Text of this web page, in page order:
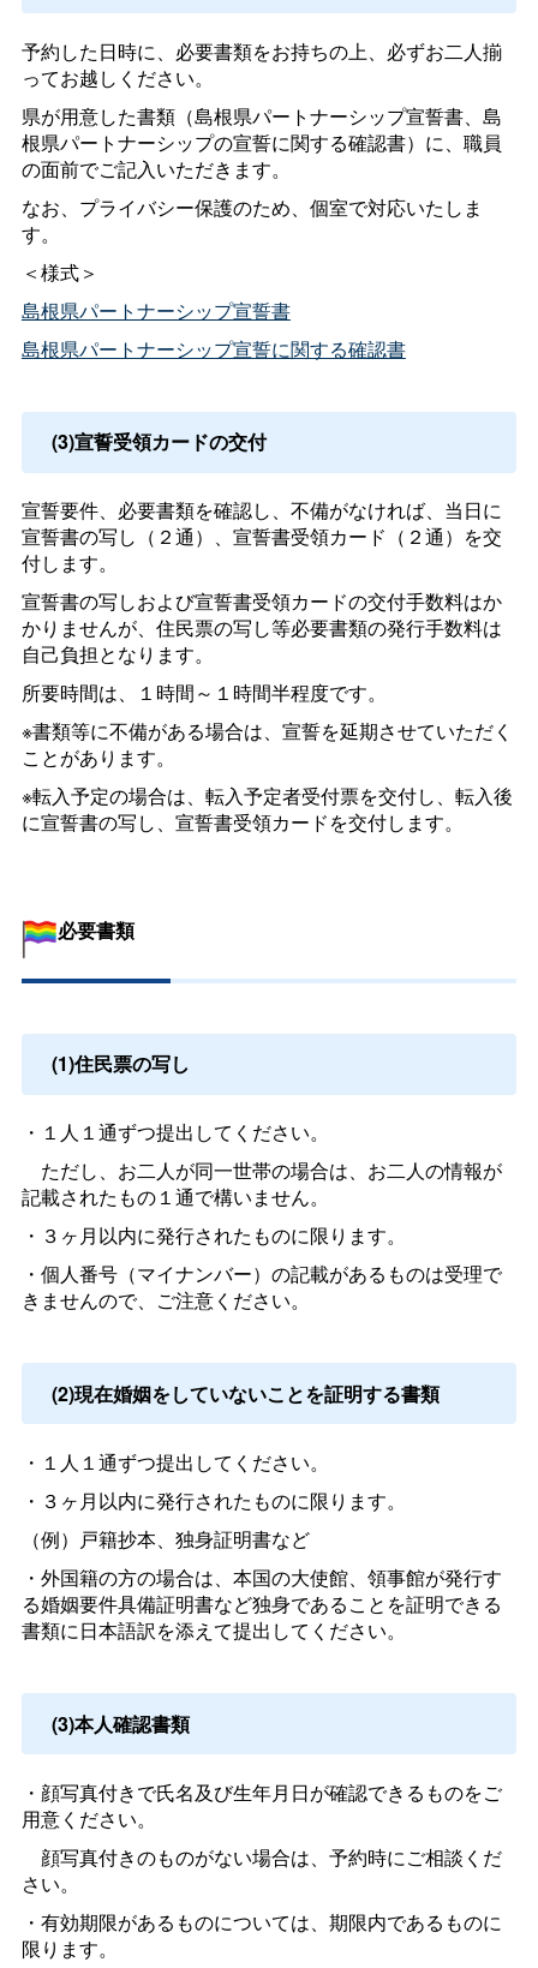
予約した日時に、必要書類をお持ちの上、必ずお二人揃
ってお越しください。
県が用意した書類（島根県パートナーシップ宣誓書、島
根県パートナーシップの宣誓に関する確認書）に、職員
の面前でご記入いただきます。
なお、プライバシー保護のため、個室で対応いたしま
す。
＜様式＞
島根県パートナーシップ宣誓書
島根県パートナーシップ宣誓に関する確認書
(3)宣誓受領カードの交付
宣誓要件、必要書類を確認し、不備がなければ、当日に
宣誓書の写し（２通）、宣誓書受領カード（２通）を交
付します。
宣誓書の写しおよび宣誓書受領カードの交付手数料はか
かりませんが、住民票の写し等必要書類の発行手数料は
自己負担となります。
所要時間は、１時間～１時間半程度です。
※書類等に不備がある場合は、宣誓を延期させていただく
ことがあります。
※転入予定の場合は、転入予定者受付票を交付し、転入後
に宣誓書の写し、宣誓書受領カードを交付します。
必要書類
(1)住民票の写し
・１人１通ずつ提出してください。
ただし、お二人が同一世帯の場合は、お二人の情報が
記載されたもの１通で構いません。
・３ヶ月以内に発行されたものに限ります。
・個人番号（マイナンバー）の記載があるものは受理で
きませんので、ご注意ください。
(2)現在婚姻をしていないことを証明する書類
・１人１通ずつ提出してください。
・３ヶ月以内に発行されたものに限ります。
（例）戸籍抄本、独身証明書など
・外国籍の方の場合は、本国の大使館、領事館が発行す
る婚姻要件具備証明書など独身であることを証明できる
書類に日本語訳を添えて提出してください。
(3)本人確認書類
・顔写真付きで氏名及び生年月日が確認できるものをご
用意ください。
顔写真付きのものがない場合は、予約時にご相談くだ
さい。
・有効期限があるものについては、期限内であるものに
限ります。